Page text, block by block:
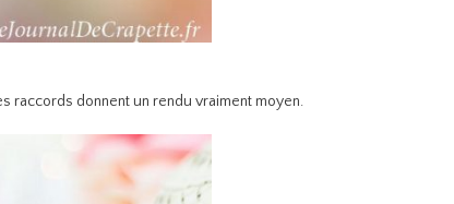
raccords donnent un rendu vraiment moyen.